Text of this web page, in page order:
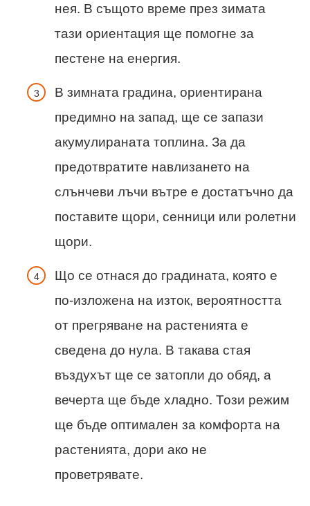
нея. В същото време през зимата
тази ориентация ще помогне за
пестене на енергия.
В зимната градина, ориентирана
предимно на запад, ще се запази
акумулираната топлина. За да
предотвратите навлизането на
слънчеви лъчи вътре е достатъчно да
поставите щори, сенници или ролетни
щори.
Що се отнася до градината, която е
по-изложена на изток, вероятността
от прегряване на растенията е
сведена до нула. В такава стая
въздухът ще се затопли до обяд, а
вечерта ще бъде хладно. Този режим
ще бъде оптимален за комфорта на
растенията, дори ако не
проветрявате.